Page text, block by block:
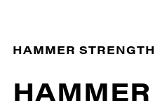
HAMMER STRENGTH
HAMMER